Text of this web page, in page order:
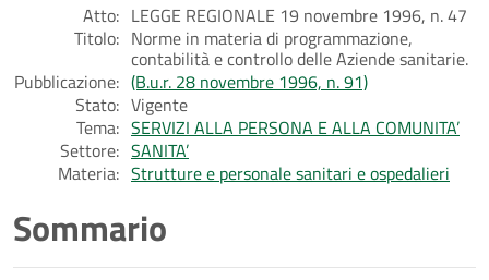
Atto: LEGGE REGIONALE 19 novembre 1996, n. 47
Titolo: Norme in materia di programmazione,
contabilità e controllo delle Aziende sanitarie.
Pubblicazione: (B.u.r. 28 novembre 1996, n. 91)
Stato: Vigente
Tema: SERVIZI ALLA PERSONA E ALLA COMUNITA’
Settore: SANITA’
Materia: Strutture e personale sanitari e ospedalieri
Sommario